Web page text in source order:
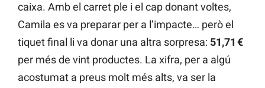
caixa. Amb el carret ple i el cap donant voltes,
Camila es va preparar per a l’impacte… però el
tiquet final li va donar una altra sorpresa: 51,71 €
per més de vint productes. La xifra, per a algú
acostumat a preus molt més alts, va ser la